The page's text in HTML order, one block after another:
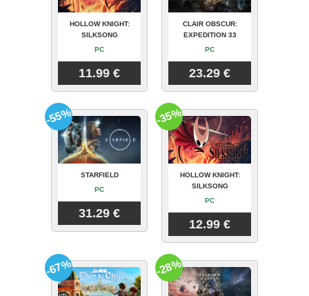
HOLLOW KNIGHT:
SILKSONG
PC
11.99 €
CLAIR OBSCUR:
EXPEDITION 33
PC
23.29 €
STARFIELD
PC
31.29 €
-55%
HOLLOW KNIGHT:
SILKSONG
PC
12.99 €
-35%
-67% -28%